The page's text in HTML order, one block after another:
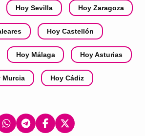
Hoy Sevilla Hoy Zaragoza
Hoy Castellón
Hoy Málaga Hoy Asturias
Murcia Hoy Cádiz